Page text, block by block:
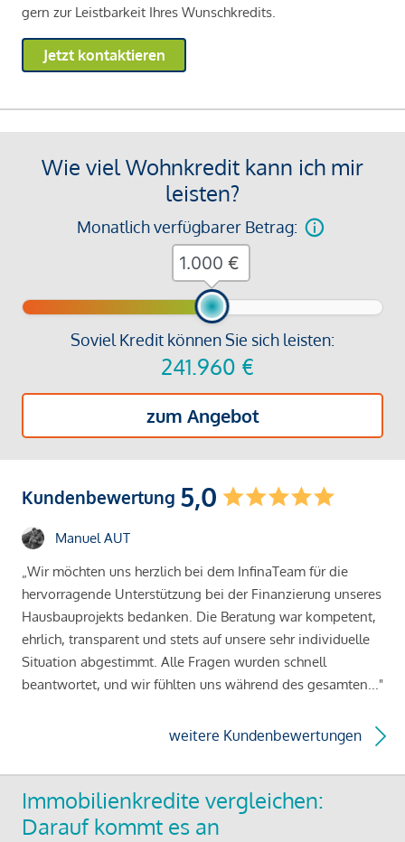
gern zur Leistbarkeit Ihres Wunschkredits.
Jetzt kontaktieren
Wie viel Wohnkredit kann ich mir
leisten?
Monatlich verfügbarer Betrag:
Soviel Kredit können Sie sich leisten:
241.960 €
zum Angebot
€
Kundenbewertung 5,0
Manuel AUT
„Wir möchten uns herzlich bei dem InfinaTeam für die
hervorragende Unterstützung bei der Finanzierung unseres
Hausbauprojekts bedanken. Die Beratung war kompetent,
ehrlich, transparent und stets auf unsere sehr individuelle
Situation abgestimmt. Alle Fragen wurden schnell
beantwortet, und wir fühlten uns während des gesamten..."
weitere Kundenbewertungen
Immobilienkredite vergleichen:
Darauf kommt es an